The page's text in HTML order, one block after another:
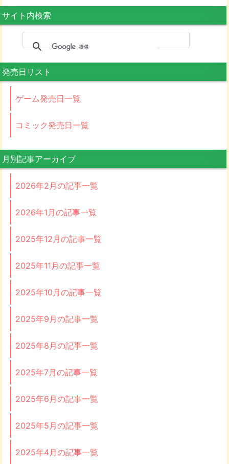
サイト内検索
発売日リスト
ゲーム発売日一覧
コミック発売日一覧
月別記事アーカイブ
2026年2月の記事一覧
2026年1月の記事一覧
2025年12月の記事一覧
2025年11月の記事一覧
2025年10月の記事一覧
2025年9月の記事一覧
2025年8月の記事一覧
2025年7月の記事一覧
2025年6月の記事一覧
2025年5月の記事一覧
2025年4月の記事一覧